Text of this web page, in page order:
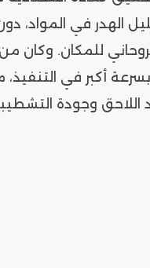
الهدر في المواد،
الروحاني للمكان. وكان
أكبر في
اللاحق وجودة